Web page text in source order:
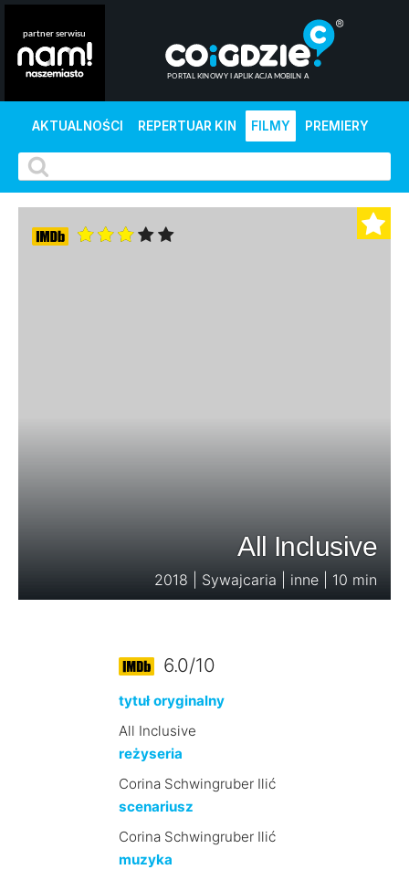
AKTUALNOŚCI REPERTUAR KIN FILMY PREMIERY
All Inclusive
2018 | Sywajcaria | inne | 10 min
6.0/10
tytuł oryginalny
All Inclusive
reżyseria
Corina Schwingruber Ilić
scenariusz
Corina Schwingruber Ilić
muzyka